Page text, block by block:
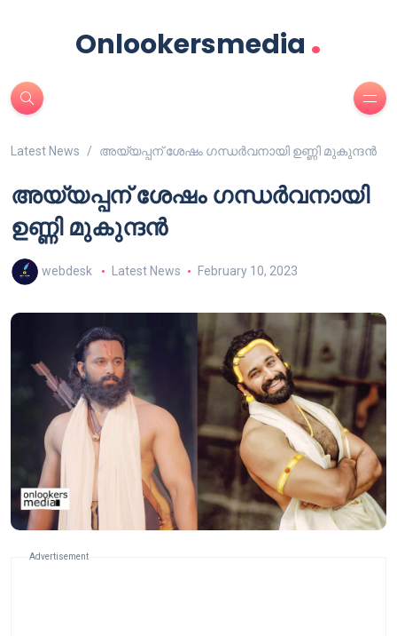
Onlookersmedia .
Latest News അയ്യപ്പന് ശേഷം ഗന്ധർവനായി ഉണ്ണി മുകുന്ദൻ
അയ്യപ്പന് ശേഷം ഗന്ധർവനായി
ഉണ്ണി മുകുന്ദൻ
webdesk Latest News February 10, 2023
Advertisement